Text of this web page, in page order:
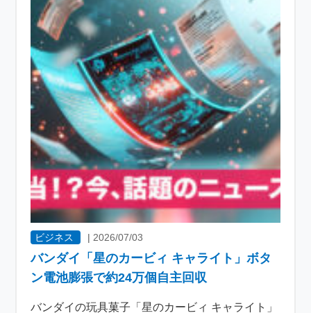
ビジネス |2026/07/03
バンダイ「星のカービィ キャライト」ボタ
ン電池膨張で約24万個自主回収
バンダイの玩具菓子「星のカービィ キャライト」